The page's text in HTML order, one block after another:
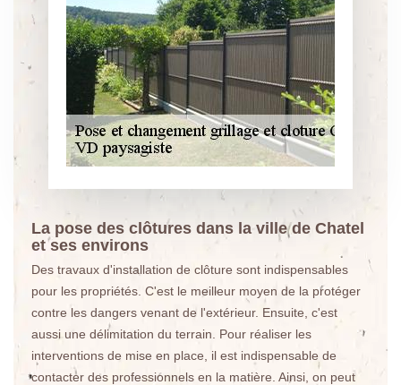
La pose des clôtures dans la ville de Chatel
et ses environs
Des travaux d'installation de clôture sont indispensables
pour les propriétés. C'est le meilleur moyen de la protéger
contre les dangers venant de l'extérieur. Ensuite, c'est
aussi une délimitation du terrain. Pour réaliser les
interventions de mise en place, il est indispensable de
contacter des professionnels en la matière. Ainsi, on peut